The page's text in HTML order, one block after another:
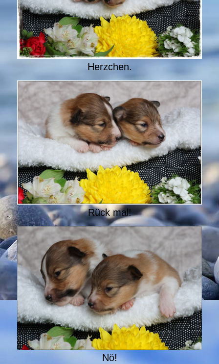
Herzchen.
Rück mal!
Nö!